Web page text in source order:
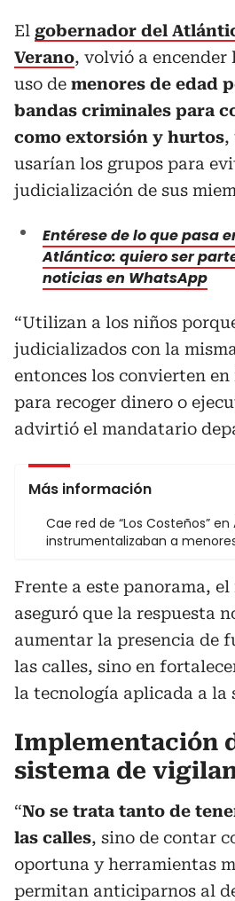
El gobernador del
Verano, volvió a encender
uso de menores de edad
bandas criminales para
como extorsión y hurtos,
usarían los grupos para
judicialización de sus
Entérese de lo que pasa
Atlántico: quiero ser
noticias en WhatsApp
“Utilizan a los niños
judicializados con la
entonces los convierten
para recoger dinero o
advirtió el mandatario
Más información
Cae red de “Los Costeños”
instrumentalizaban a
Frente a este panorama,
aseguró que la respuesta
aumentar la presencia de
las calles, sino en
la tecnología aplicada a la
Implementación
sistema de
“No se trata tanto de
las calles, sino de contar
oportuna y herramientas
permitan anticiparnos al